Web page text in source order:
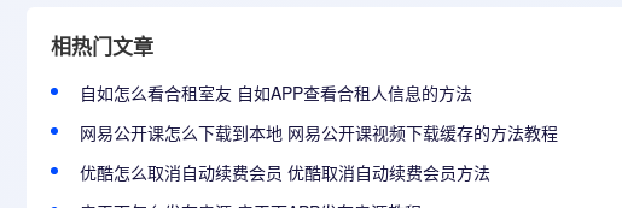
相热门文章
自如怎么看合租室友 自如APP查看合租人信息的方法
网易公开课怎么下载到本地 网易公开课视频下载缓存的方法教程
优酷怎么取消自动续费会员 优酷取消自动续费会员方法